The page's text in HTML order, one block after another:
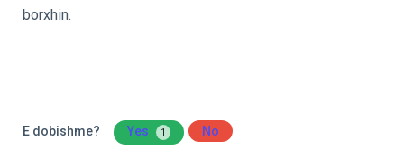
borxhin.
E dobishme? Yes 1 No